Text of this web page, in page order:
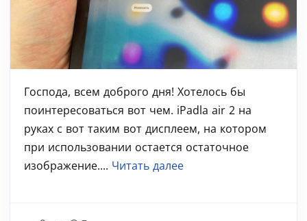
Господа, всем доброго дня! Хотелось бы
поинтересоваться вот чем. iPadla air 2 на
руках с вот таким вот дисплеем, на котором
при использовании остается остаточное
изображение.... Читать далее